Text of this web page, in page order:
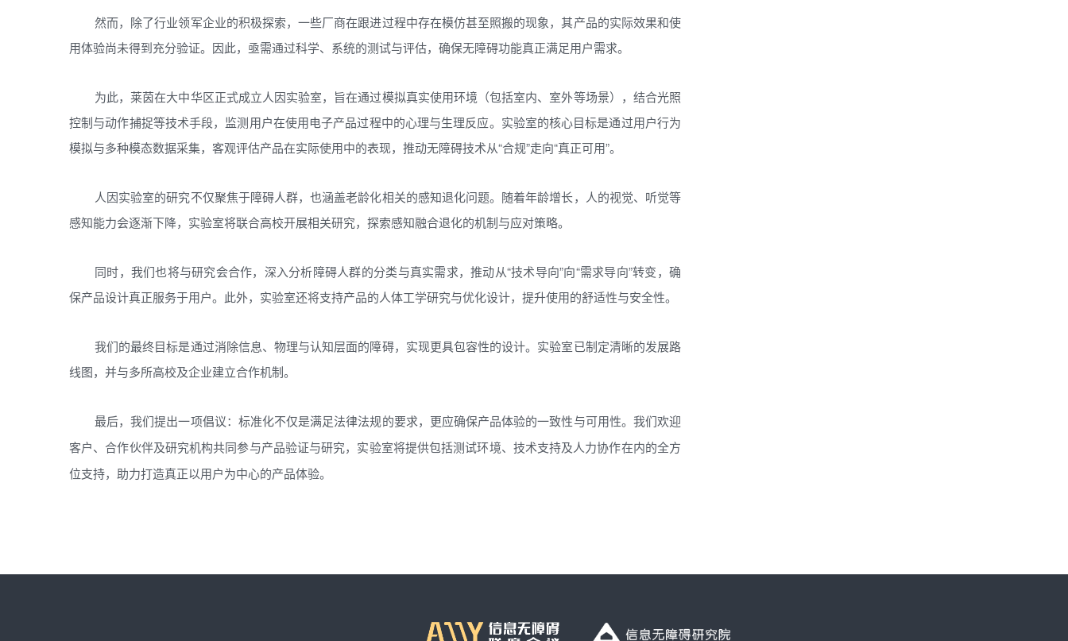
然而，除了行业领军企业的积极探索，一些厂商在跟进过程中存在模仿甚至照搬的现象，其产品的实际效果和使
用体验尚未得到充分验证。因此，亟需通过科学、系统的测试与评估，确保无障碍功能真正满足用户需求。
为此，莱茵在大中华区正式成立人因实验室，旨在通过模拟真实使用环境（包括室内、室外等场景），结合光照
控制与动作捕捉等技术手段，监测用户在使用电子产品过程中的心理与生理反应。实验室的核心目标是通过用户行为
模拟与多种模态数据采集，客观评估产品在实际使用中的表现，推动无障碍技术从“合规”走向“真正可用”。
人因实验室的研究不仅聚焦于障碍人群，也涵盖老龄化相关的感知退化问题。随着年龄增长，人的视觉、听觉等
感知能力会逐渐下降，实验室将联合高校开展相关研究，探索感知融合退化的机制与应对策略。
同时，我们也将与研究会合作，深入分析障碍人群的分类与真实需求，推动从“技术导向”向“需求导向”转变，确
保产品设计真正服务于用户。此外，实验室还将支持产品的人体工学研究与优化设计，提升使用的舒适性与安全性。
我们的最终目标是通过消除信息、物理与认知层面的障碍，实现更具包容性的设计。实验室已制定清晰的发展路
线图，并与多所高校及企业建立合作机制。
最后，我们提出一项倡议：标准化不仅是满足法律法规的要求，更应确保产品体验的一致性与可用性。我们欢迎
客户、合作伙伴及研究机构共同参与产品验证与研究，实验室将提供包括测试环境、技术支持及人力协作在内的全方
位支持，助力打造真正以用户为中心的产品体验。